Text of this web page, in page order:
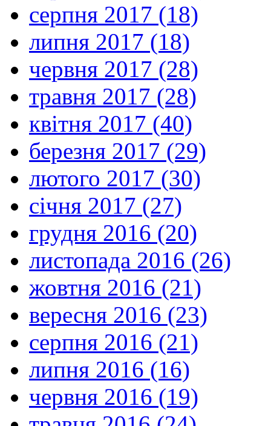
серпня 2017 (18)
липня 2017 (18)
червня 2017 (28)
травня 2017 (28)
квітня 2017 (40)
березня 2017 (29)
лютого 2017 (30)
січня 2017 (27)
грудня 2016 (20)
листопада 2016 (26)
жовтня 2016 (21)
вересня 2016 (23)
серпня 2016 (21)
липня 2016 (16)
червня 2016 (19)